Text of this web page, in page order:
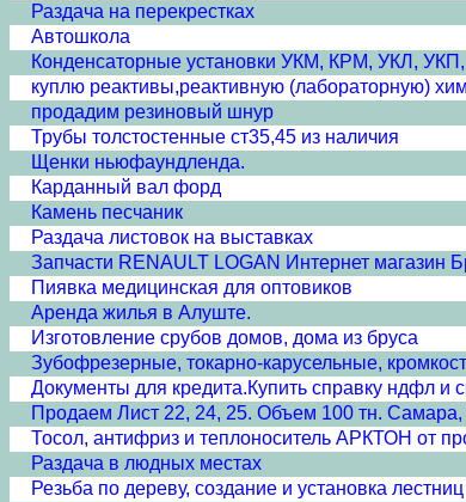
Раздача на перекрестках
Автошкола
Конденсаторные установки УКМ, КРМ, УКЛ,
куплю реактивы,реактивную (лабораторную)
продадим резиновый шнур
Трубы толстостенные ст35,45 из наличия
Щенки ньюфаундленда.
Карданный вал форд
Камень песчаник
Раздача листовок на выставках
Запчасти RENAULT LOGAN Интернет магазин
Пиявка медицинская для оптовиков
Аренда жилья в Алуште.
Изготовление срубов домов, дома из бруса
Зубофрезерные, токарно-карусельные,
Документы для кредита.Купить справку ндфл и
Продаем Лист 22, 24, 25. Объем 100 тн. Самара,
Тосол, антифриз и теплоноситель АРКТОН от
Раздача в людных местах
Резьба по дереву, создание и установка лестниц